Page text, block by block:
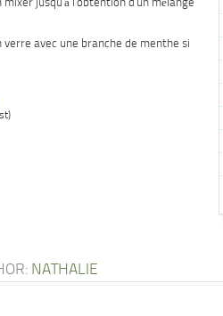
jusqu’à l’obtention d’un mélange
verre avec une branche de menthe si
NATHALIE